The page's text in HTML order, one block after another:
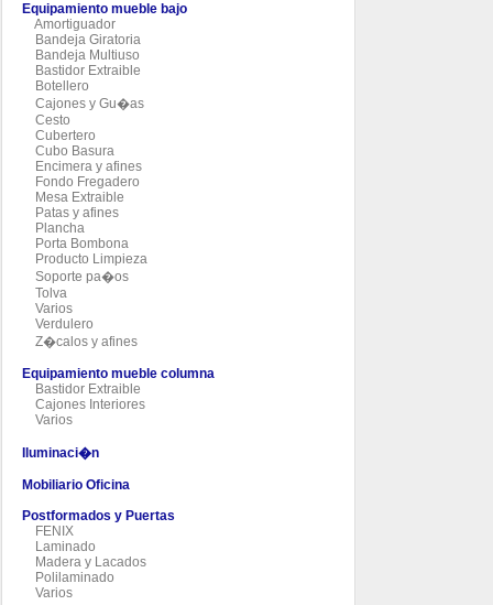
Equipamiento mueble bajo
Amortiguador
Bandeja Giratoria
Bandeja Multiuso
Bastidor Extraible
Botellero
Cajones y Gu�as
Cesto
Cubertero
Cubo Basura
Encimera y afines
Fondo Fregadero
Mesa Extraible
Patas y afines
Plancha
Porta Bombona
Producto Limpieza
Soporte pa�os
Tolva
Varios
Verdulero
Z�calos y afines
Equipamiento mueble columna
Bastidor Extraible
Cajones Interiores
Varios
Iluminaci�n
Mobiliario Oficina
Postformados y Puertas
FENIX
Laminado
Madera y Lacados
Polilaminado
Varios